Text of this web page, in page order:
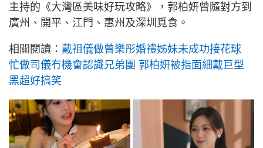
主持的《大灣區美味好玩攻略》，郭柏妍曾隨對方到
廣州、開平、江門、惠州及深圳覓食。
相關閱讀： 戴祖儀做曾樂彤婚禮姊妹未成功接花球
忙做司儀冇機會認識兄弟團 郭柏妍被指面細戴巨型
黑超好搞笑